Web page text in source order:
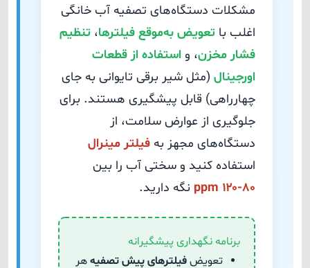
مشکلات دستگاه‌های تصفیه آب خانگی
اغلب با تعویض به‌موقع فیلترها، تنظیم
فشار مخزن، و استفاده از قطعات
اورجینال (مثل شیر برقی تایوانی به جای
چهارراهی) قابل پیشگیری هستند. برای
جلوگیری از عوارض سلامت، از
دستگاه‌های مجهز به فیلتر مینرال
استفاده کنید و سختی آب را بین
۸۰-۱۲۰ ppm
نگه دارید.
برنامه نگهداری پیشگیرانه
تعویضفیلترهای پیش تصفیههر